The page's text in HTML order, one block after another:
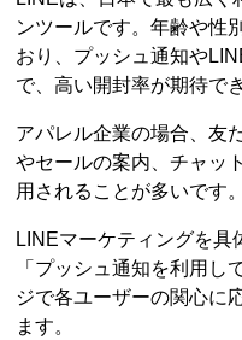
ンツールです。年齢や性
おり、プッシュ通知や
で、高い開封率が期待で
アパレル企業の場合、友
やセールの案内、チャッ
用されることが多いです。
LINEマーケティングを具
「プッシュ通知を利用し
ジで各ユーザーの関心に
ます。